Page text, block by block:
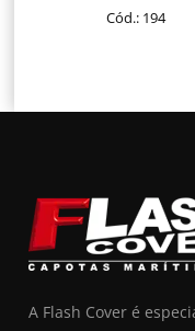
Cód.: 194
A Flash Cover é